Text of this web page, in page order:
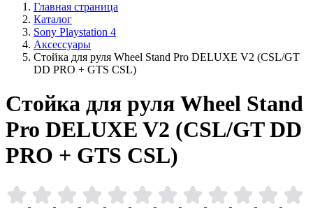
Главная страница
Каталог
Sony Playstation 4
Аксессуары
Стойка для руля Wheel Stand Pro DELUXE V2 (CSL/GT
DD PRO + GTS CSL)
Стойка для руля Wheel Stand
Pro DELUXE V2 (CSL/GT DD
PRO + GTS CSL)